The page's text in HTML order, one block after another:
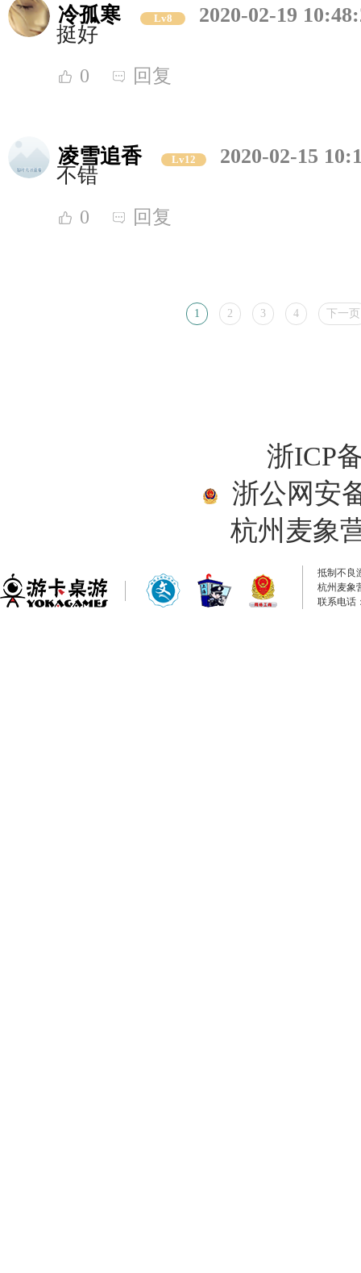
冷孤寒 Lv8
2020-02-19
挺好
0 回复
凌雪追香 Lv12
2020-02-15
不错
0 回复
1 2 3 4 下一页
浙ICP
浙公网安
杭州麦象
抵制不良
杭州麦象
联系电话